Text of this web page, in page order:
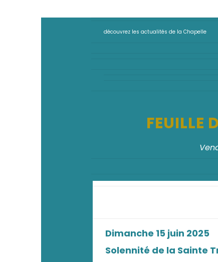
découvrez les actualités de la Chapelle
FEUILLE
Dimanche 15 juin 2025
Solennité de la Sainte